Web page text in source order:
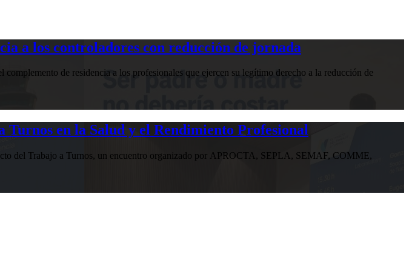
a los controladores con reducción de jornada
de residencia a los profesionales que ejercen su legítimo derecho a la reducción de
en la Salud y el Rendimiento Profesional
del Trabajo a Turnos, un encuentro organizado por APROCTA, SEPLA, SEMAF, COMME,